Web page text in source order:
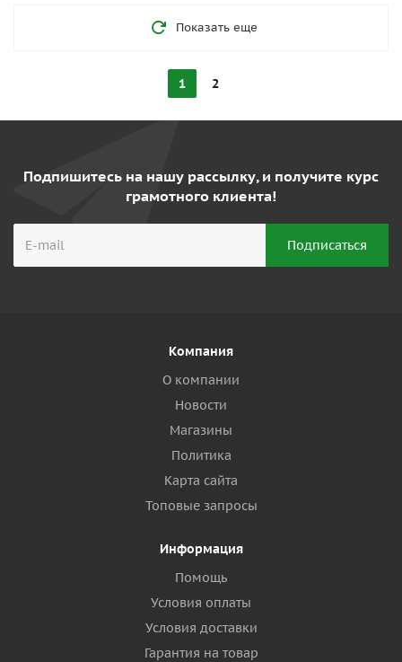
Показать еще
1 2
Подпишитесь на нашу рассылку, и получите курс
грамотного клиента!
Компания
О компании
Новости
Магазины
Политика
Карта сайта
Топовые запросы
Информация
Помощь
Условия оплаты
Условия доставки
Гарантия на товар